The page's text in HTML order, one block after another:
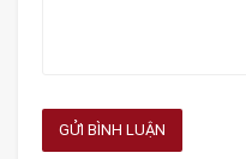
GỬI BÌNH LUẬN